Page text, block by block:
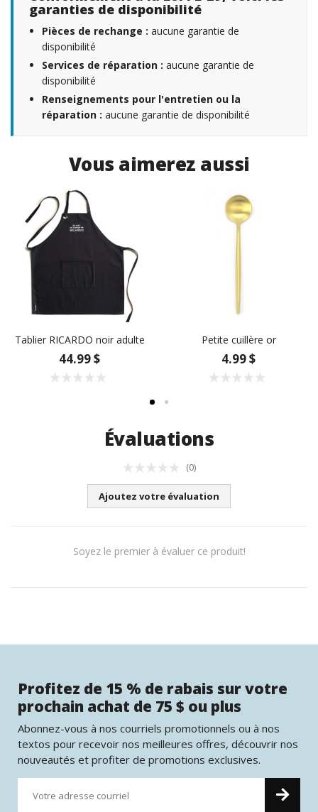
garanties de disponibilité
Pièces de rechange : aucune garantie de
disponibilité
Services de réparation : aucune garantie de
disponibilité
Renseignements pour l'entretien ou la
réparation : aucune garantie de disponibilité
Vous aimerez aussi
Tablier RICARDO noir adulte
44.99 $
Petite cuillère or
4.99 $
Évaluations
(0)
Ajoutez votre évaluation
Soyez le premier à évaluer ce produit!
Profitez de 15 % de rabais sur votre
prochain achat de 75 $ ou plus
Abonnez-vous à nos courriels promotionnels ou à nos
textos pour recevoir nos meilleures offres, découvrir nos
nouveautés et profiter de promotions exclusives.